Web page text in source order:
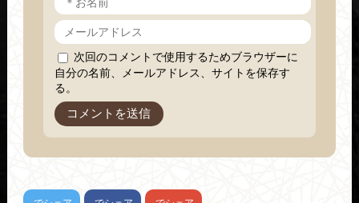
次回のコメントで使用するためブラウザーに
自分の名前、メールアドレス、サイトを保存す
る。